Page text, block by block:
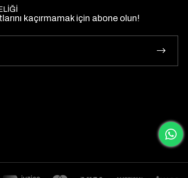
kaçırmamak için abone olun!